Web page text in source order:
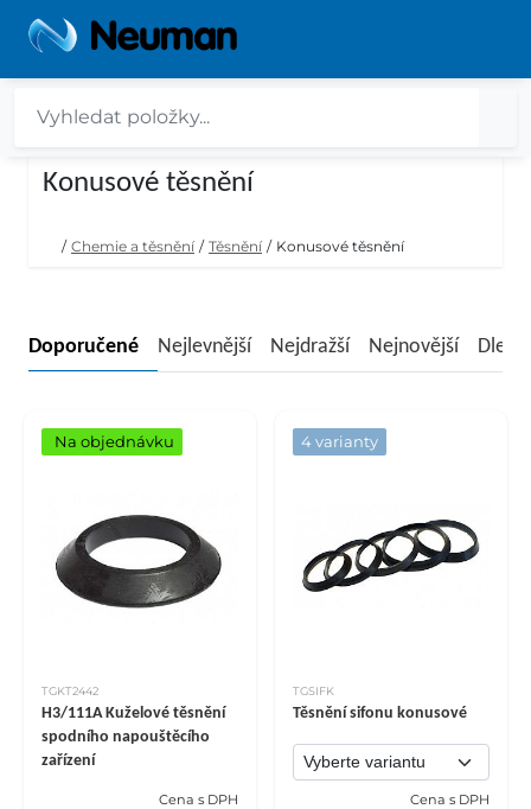
Konusové těsnění
/ Chemie a těsnění / Těsnění / Konusové těsnění
Doporučené Nejlevnější Nejdražší Nejnovější Dle
Na objednávku
TGKT2442
H3/111A Kuželové těsnění
spodního napouštěcího
zařízení
Cena s DPH
4 varianty
TGSIFK
Těsnění sifonu konusové
Cena s DPH